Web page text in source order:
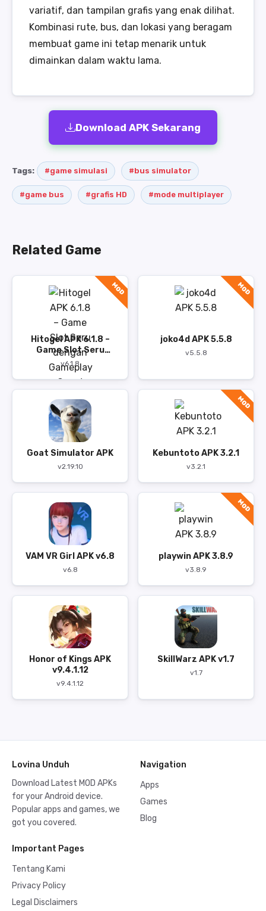
variatif, dan tampilan grafis yang enak dilihat.
Kombinasi rute, bus, dan lokasi yang beragam
membuat game ini tetap menarik untuk
dimainkan dalam waktu lama.
Download APK Sekarang
Tags: #game simulasi #bus simulator
#game bus #grafis HD #mode multiplayer
Related Game
MOD
Hitogel APK 6.1.8 –
Game Slot Seru
dengan Gameplay
Cepat
v6.1.8
MOD
joko4d APK 5.5.8
v5.5.8
Goat Simulator APK
v2.19.10
MOD
Kebuntoto APK 3.2.1
v3.2.1
VAM VR Girl APK v6.8
v6.8
MOD
playwin APK 3.8.9
v3.8.9
Honor of Kings APK
v9.4.1.12
v9.4.1.12
SkillWarz APK v1.7
v1.7
Lovina Unduh
Download Latest MOD APKs
for your Android device.
Popular apps and games, we
got you covered.
Navigation
Apps
Games
Blog
Important Pages
Tentang Kami
Privacy Policy
Legal Disclaimers